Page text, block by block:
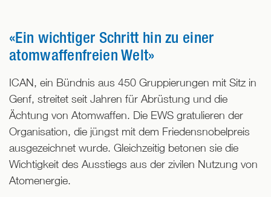
«Ein wichtiger Schritt hin zu einer
atomwaffenfreien Welt»
ICAN, ein Bündnis aus 450 Gruppierungen mit Sitz in
Genf, streitet seit Jahren für Abrüstung und die
Ächtung von Atomwaffen. Die EWS gratulieren der
Organisation, die jüngst mit dem Friedensnobelpreis
ausgezeichnet wurde. Gleichzeitig betonen sie die
Wichtigkeit des Ausstiegs aus der zivilen Nutzung von
Atomenergie.